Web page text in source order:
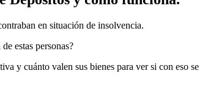
en situación de insolvencia.
de estas personas?
y cuánto valen sus bienes para ver si con eso se